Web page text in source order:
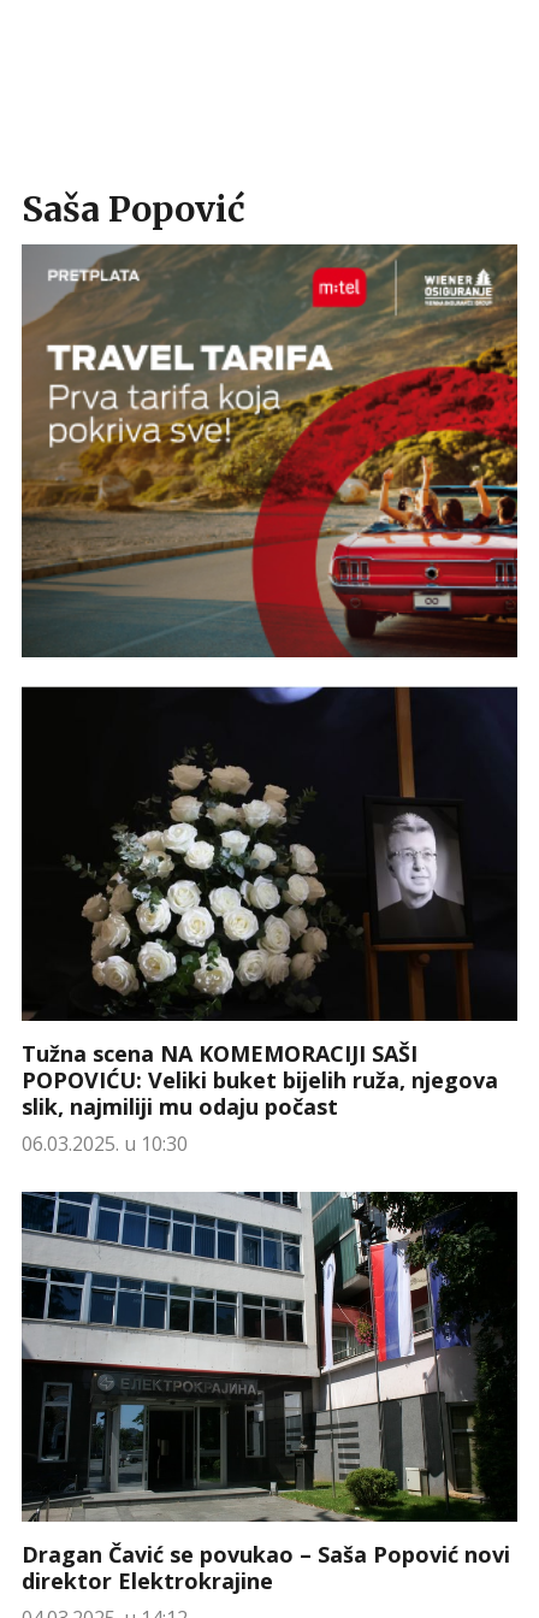
Saša Popović
Tužna scena NA KOMEMORACIJI SAŠI
POPOVIĆU: Veliki buket bijelih ruža, njegova
slik, najmiliji mu odaju počast
06.03.2025. u 10:30
Dragan Čavić se povukao – Saša Popović novi
direktor Elektrokrajine